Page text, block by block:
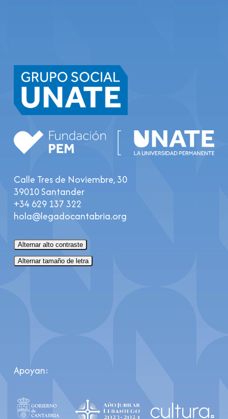
Calle Tres de Noviembre, 30
39010 Santander
+34 629 137 322
hola@legadocantabria.org
Alternar alto contraste
Alternar tamaño de letra
Apoyan: